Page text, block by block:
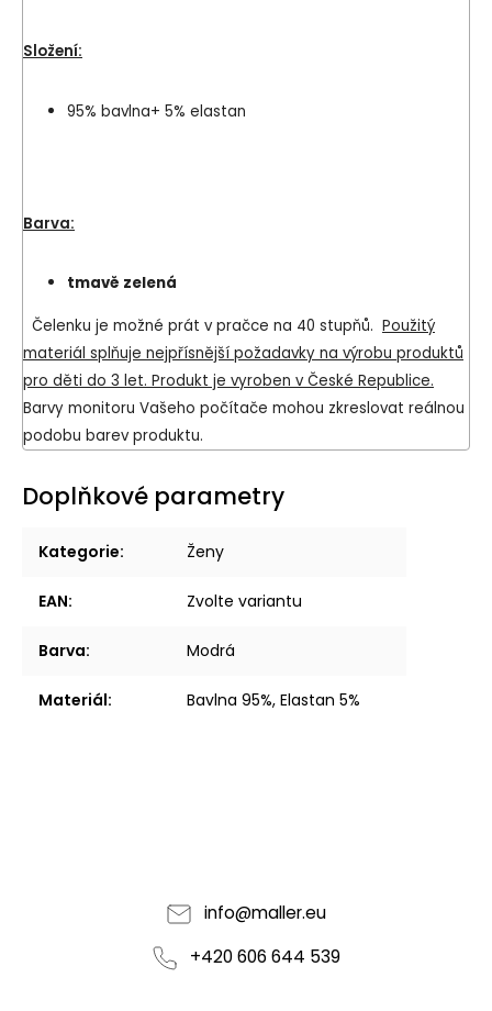
Složení:
95% bavlna+ 5% elastan
Barva:
tmavě zelená
Čelenku je možné prát v pračce na 40 stupňů. Použitý
materiál splňuje nejpřísnější požadavky na výrobu produktů
pro děti do 3 let. Produkt je vyroben v České Republice.
Barvy monitoru Vašeho počítače mohou zkreslovat reálnou
podobu barev produktu.
Doplňkové parametry
Kategorie: Ženy
EAN: Zvolte variantu
Barva: Modrá
Materiál: Bavlna 95%, Elastan 5%
info@maller.eu
+420 606 644 539